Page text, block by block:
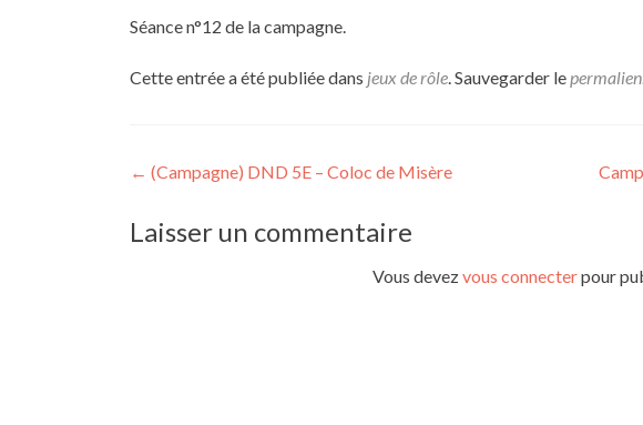
Séance n°12 de la campagne.
Cette entrée a été publiée dans jeux de rôle. Sauvegarder lepermalien
Navigation
de
l’article
← (Campagne) DND 5E – Coloc de Misère
Laisser un commentaire
Vous devezvous connecterpour